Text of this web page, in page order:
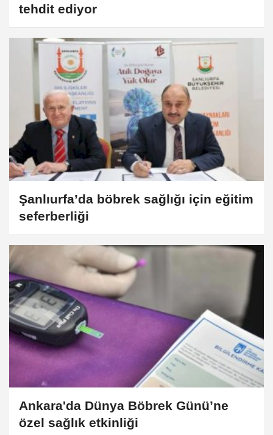
tehdit ediyor
Şanlıurfa’da böbrek sağlığı için eğitim
seferberliği
Ankara'da Dünya Böbrek Günü’ne
özel sağlık etkinliği